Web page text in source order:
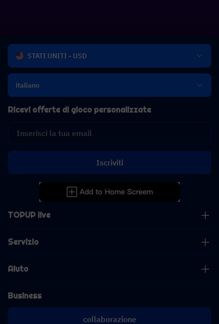
STATI UNITI - USD
italiano
TOPUP live
Servizio
Aiuto
Business
collaborazione
Ricevi offerte di gioco personalizzate
Iscriviti